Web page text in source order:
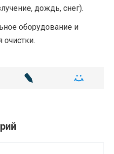
дождь, снег).
оборудование и